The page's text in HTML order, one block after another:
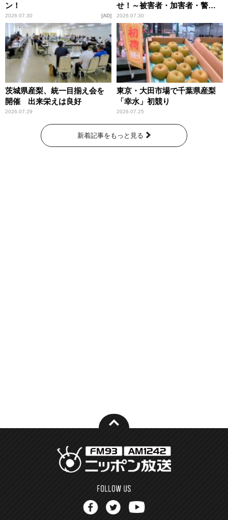
ン！
2026.07.30 AD
せ！～被害者・加害者・警視
庁が語るトクリュウの実態
～」放送
2026.07.30
茨城県産梨、統一目揃え会を
開催 出来栄えは良好
2026.07.29
東京・大田市場で千葉県産梨
「幸水」初競り
2026.07.25
新着記事をもっと見る